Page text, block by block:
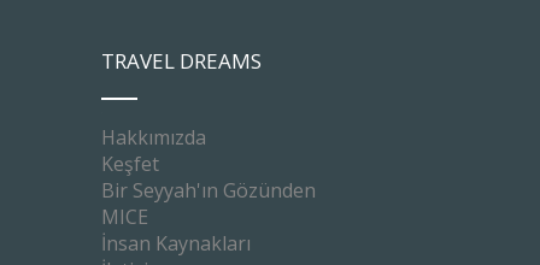
TRAVEL DREAMS
Hakkımızda
Keşfet
Bir Seyyah'ın Gözünden
MICE
İnsan Kaynakları